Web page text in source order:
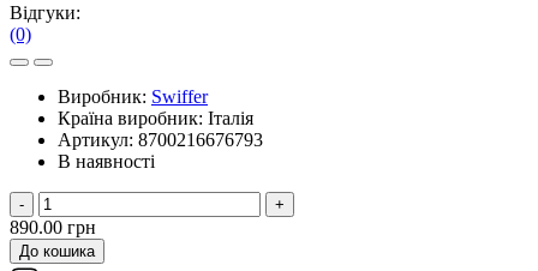
Відгуки:
(0)
Виробник: Swiffer
Країна виробник: Італія
Артикул: 8700216676793
В наявності
- +
890.00 грн
До кошика